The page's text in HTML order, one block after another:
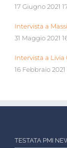
17 Giugno 2021
Intervista a
31 Maggio 2021
Intervista a Livia
16 Febbraio 2021
TESTATA PMI